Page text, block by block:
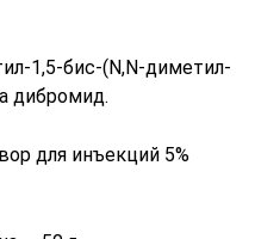
1,5-бис-(N,N-диметил-
дибромид.
для инъекций 5%